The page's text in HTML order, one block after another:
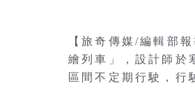
【旅奇傳媒/編輯部
繪列車」，設計師於
區間不定期行駛，行